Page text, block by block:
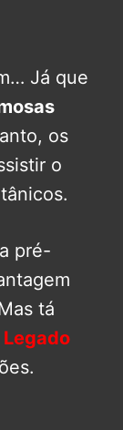
Já que
os
o
pré-
tá
Legado